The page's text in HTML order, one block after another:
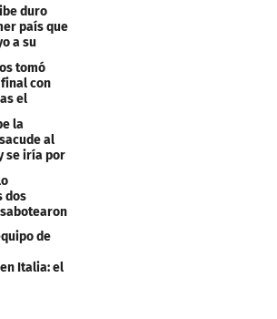
duro
país que
a su
tomó
con
el
la
al
se iría por
dos
el
de
Italia: el